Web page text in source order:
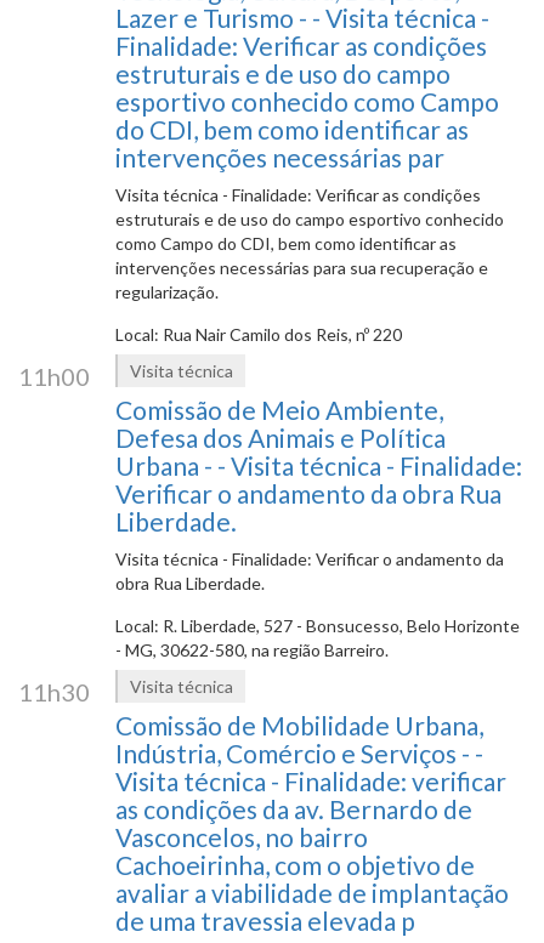
Lazer e Turismo - - Visita técnica -
Finalidade: Verificar as condições
estruturais e de uso do campo
esportivo conhecido como Campo
do CDI, bem como identificar as
intervenções necessárias par
Visita técnica - Finalidade: Verificar as condições
estruturais e de uso do campo esportivo conhecido
como Campo do CDI, bem como identificar as
intervenções necessárias para sua recuperação e
regularização.
Local: Rua Nair Camilo dos Reis, nº 220
11h00 Visita técnica
Comissão de Meio Ambiente,
Defesa dos Animais e Política
Urbana - - Visita técnica - Finalidade:
Verificar o andamento da obra Rua
Liberdade.
Visita técnica - Finalidade: Verificar o andamento da
obra Rua Liberdade.
Local: R. Liberdade, 527 - Bonsucesso, Belo Horizonte
- MG, 30622-580, na região Barreiro.
11h30 Visita técnica
Comissão de Mobilidade Urbana,
Indústria, Comércio e Serviços - -
Visita técnica - Finalidade: verificar
as condições da av. Bernardo de
Vasconcelos, no bairro
Cachoeirinha, com o objetivo de
avaliar a viabilidade de implantação
de uma travessia elevada p